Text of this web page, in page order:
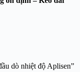
dò nhiệt độ Aplisen”